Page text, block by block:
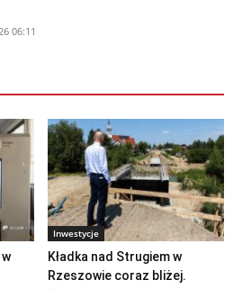
06:11
Inwestycje
Kładka nad Strugiem w
Rzeszowie coraz bliżej.